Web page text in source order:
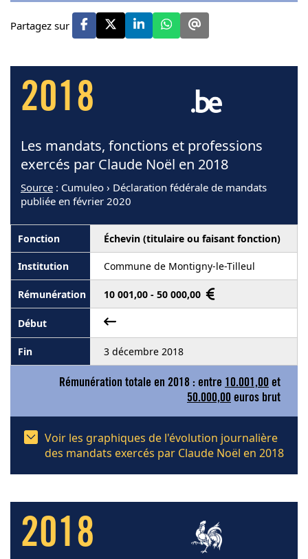
Partagez sur
2018
Les mandats, fonctions et professions
exercés par Claude Noël en 2018
Source : Cumuleo › Déclaration fédérale de mandats
publiée en février 2020
Échevin (titulaire ou faisant fonction)
Commune de Montigny-le-Tilleul
10 001,00 - 50 000,00
3 décembre 2018
Rémunération totale en 2018 : entre 10.001,00 et
50.000,00 euros brut
Voir les graphiques de l'évolution journalière
des mandats exercés par Claude Noël en 2018
2018